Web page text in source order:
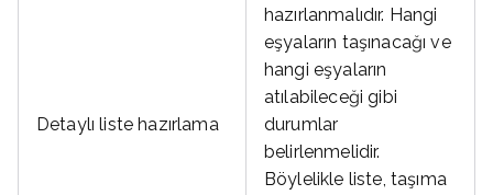
Detaylı liste hazırlama
hazırlanmalıdır. Hangi
eşyaların taşınacağı ve
hangi eşyaların
atılabileceği gibi
durumlar
belirlenmelidir.
Böylelikle liste, taşıma